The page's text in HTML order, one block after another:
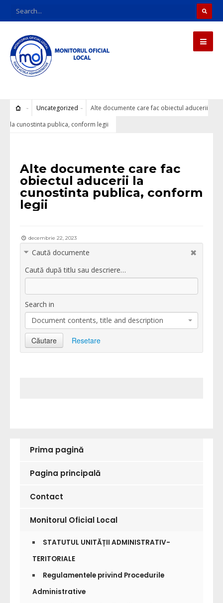
Uncategorized
Alte documente care fac obiectul aducerii
la cunostinta publica, conform legii
Alte documente care fac
obiectul aducerii la
cunostinta publica, conform
legii
decembrie 22, 2023
Caută documente
Caută după titlu sau descriere…
Search in
Document contents, title and description
Căutare Resetare
Prima pagină
Pagina principală
Contact
Monitorul Oficial Local
STATUTUL UNITĂȚII ADMINISTRATIV-
TERITORIALE
Regulamentele privind Procedurile
Administrative